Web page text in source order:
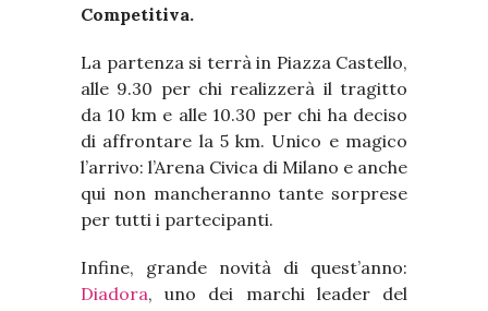
Competitiva.
La partenza si terrà in Piazza Castello,
alle 9.30 per chi realizzerà il tragitto
da 10 km e alle 10.30 per chi ha deciso
di affrontare la 5 km. Unico e magico
l’arrivo: l’Arena Civica di Milano e anche
qui non mancheranno tante sorprese
per tutti i partecipanti.
Infine, grande novità di quest’anno:
Diadora, uno dei marchi leader del